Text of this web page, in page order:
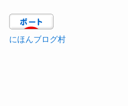
にほんブログ村